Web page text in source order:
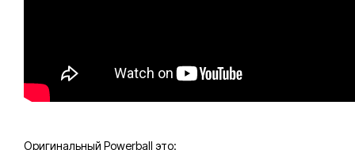
Оригинальный Powerball это: